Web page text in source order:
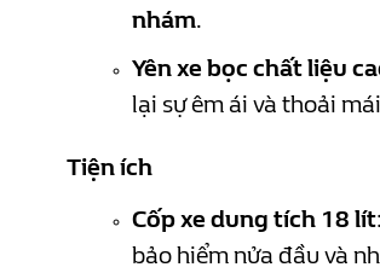
nhám.
Yên xe bọc chất liệu
lại sự êm ái và thoải
Tiện ích
Cốp xe dung tích 18 lít
bảo hiểm nửa đầu và